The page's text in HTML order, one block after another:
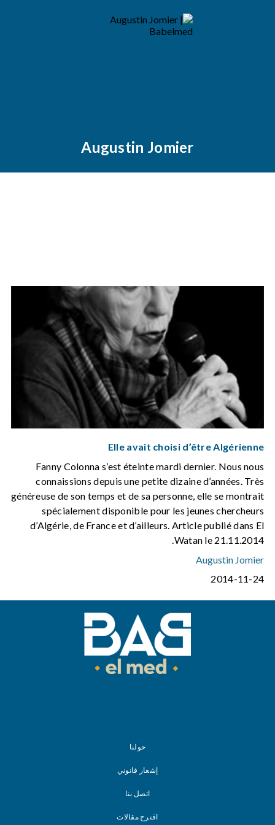
Augustin Jomier
Elle avait choisi d’être Algérienne
Fanny Colonna s’est éteinte mardi dernier. Nous nous
connaissions depuis une petite dizaine d’années. Très
généreuse de son temps et de sa personne, elle se montrait
spécialement disponible pour les jeunes chercheurs
d’Algérie, de France et d’ailleurs. Article publié dans El
Watan le 21.11.2014.
Augustin Jomier
2014-11-24
حولنا
إشعار قانوني
اتصل بنا
اقترح مقالات